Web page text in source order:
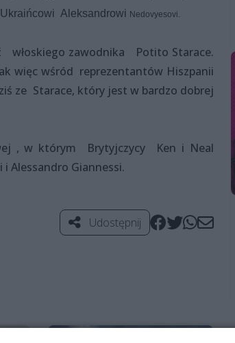
Aleksandrowi Nedovyesovi.
włoskiego zawodnika Potito Starace.
więc wśród reprezentantów Hiszpanii
ze Starace, który jest w bardzo dobrej
, w którym Brytyjczycy Ken i Neal
Alessandro Giannessi.
Udostępnij